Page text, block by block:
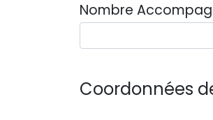
Nombre
Coordonnées